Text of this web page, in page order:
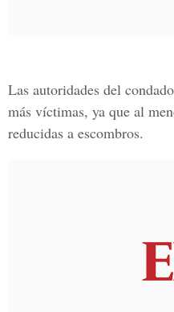
Las autoridades del
más víctimas, ya que al
reducidas a escombros.